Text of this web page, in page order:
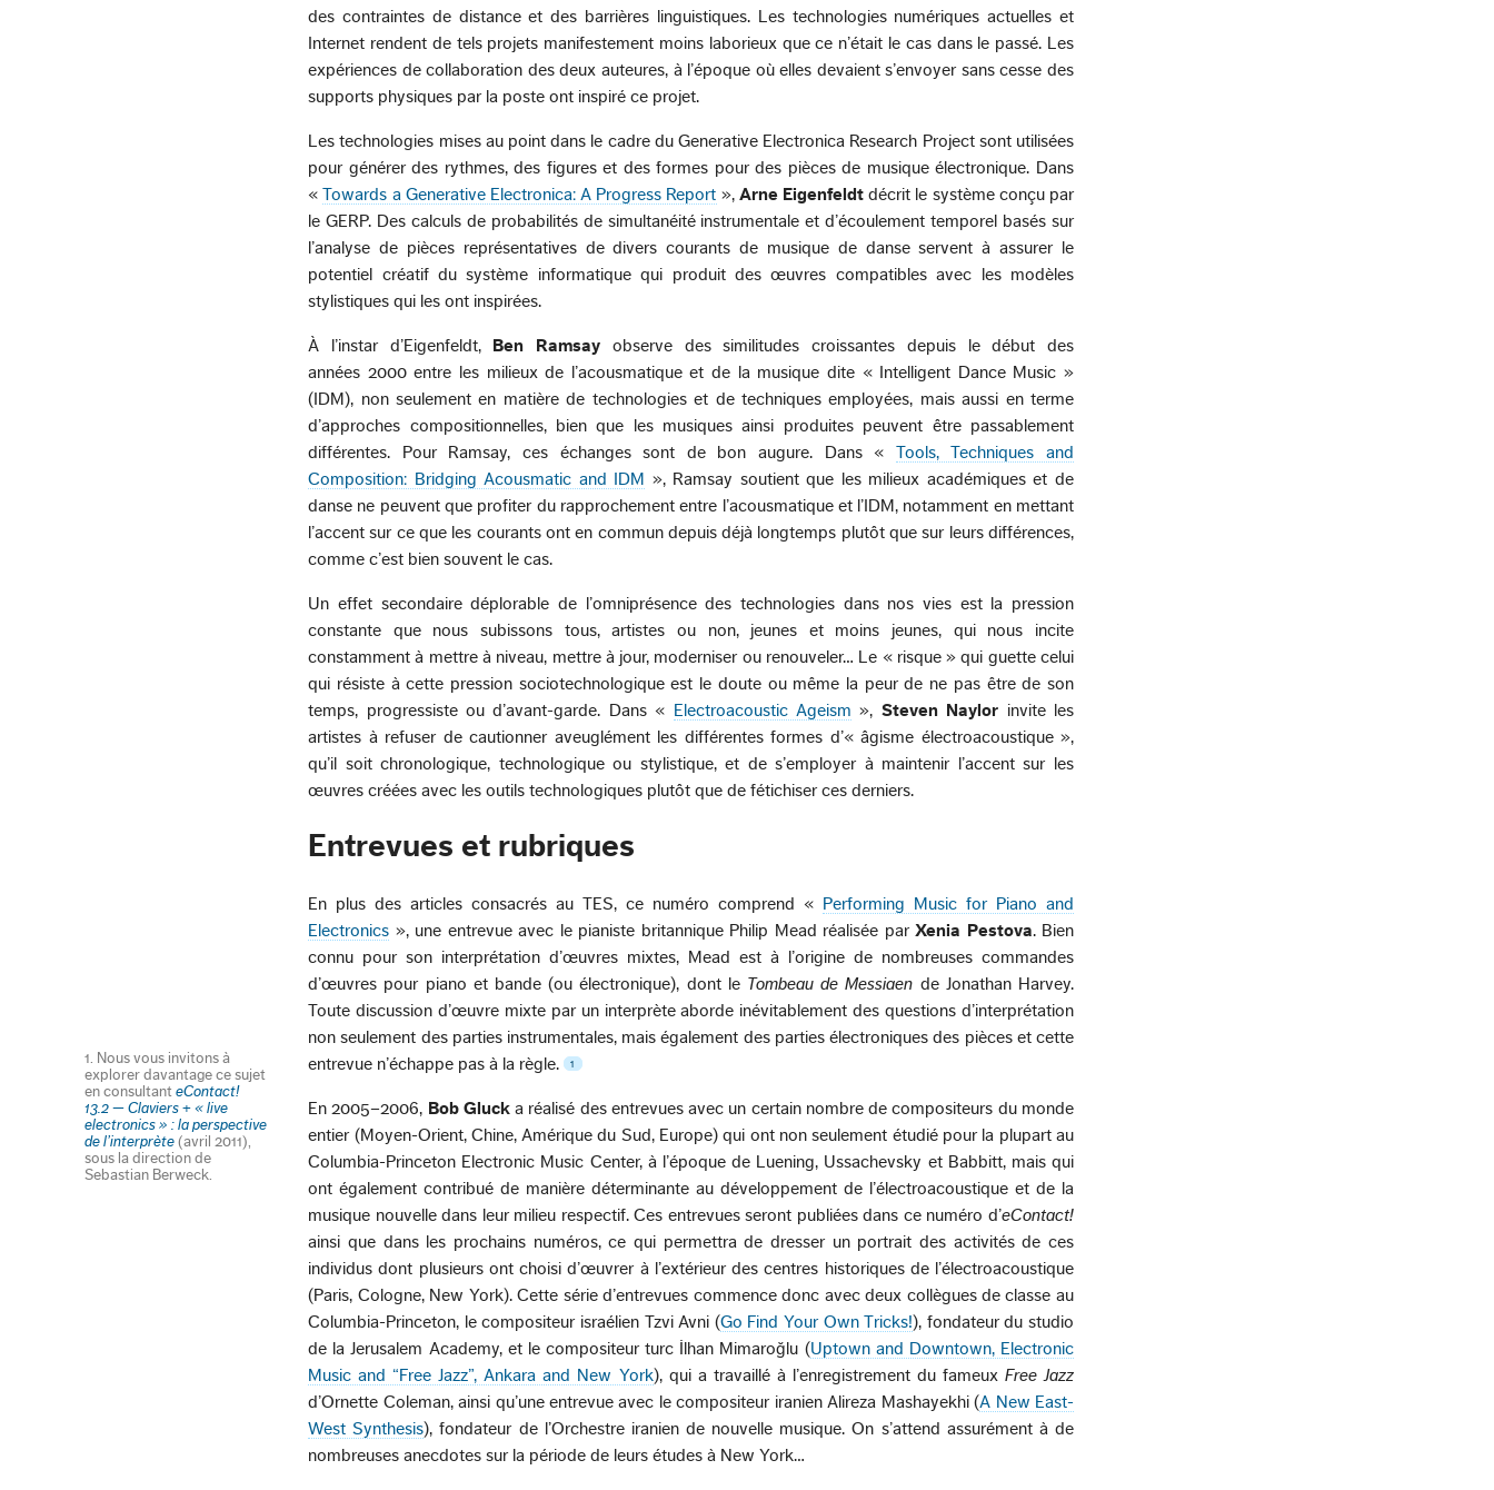
des contraintes de distance et des barrières linguistiques. Les technologies numériques actuelles et
Internet rendent de tels projets manifestement moins laborieux que ce n’était le cas dans le passé. Les
expériences de collaboration des deux auteures, à l’époque où elles devaient s’envoyer sans cesse des
supports physiques par la poste ont inspiré ce projet.
Les technologies mises au point dans le cadre du Generative Electronica Research Project sont utilisées
pour générer des rythmes, des figures et des formes pour des pièces de musique électronique. Dans
«Towards a Generative Electronica: A Progress Report », Arne Eigenfeldt décrit le système conçu par
le GERP. Des calculs de probabilités de simultanéité instrumentale et d’écoulement temporel basés sur
l’analyse de pièces représentatives de divers courants de musique de danse servent à assurer le
potentiel créatif du système informatique qui produit des œuvres compatibles avec les modèles
stylistiques qui les ont inspirées.
À l’instar d’Eigenfeldt, Ben Ramsay observe des similitudes croissantes depuis le début des
années 2000 entre les milieux de l’acousmatique et de la musique dite « Intelligent Dance Music »
(IDM), non seulement en matière de technologies et de techniques employées, mais aussi en terme
d’approches compositionnelles, bien que les musiques ainsi produites peuvent être passablement
différentes. Pour Ramsay, ces échanges sont de bon augure. Dans « Tools, Techniques and
Composition: Bridging Acousmatic and IDM », Ramsay soutient que les milieux académiques et de
danse ne peuvent que profiter du rapprochement entre l’acousmatique et l’IDM, notamment en mettant
l’accent sur ce que les courants ont en commun depuis déjà longtemps plutôt que sur leurs différences,
comme c’est bien souvent le cas.
Un effet secondaire déplorable de l’omniprésence des technologies dans nos vies est la pression
constante que nous subissons tous, artistes ou non, jeunes et moins jeunes, qui nous incite
constamment à mettre à niveau, mettre à jour, moderniser ou renouveler… Le « risque » qui guette celui
qui résiste à cette pression sociotechnologique est le doute ou même la peur de ne pas être de son
temps, progressiste ou d’avant-garde. Dans « Electroacoustic Ageism », Steven Naylor invite les
artistes à refuser de cautionner aveuglément les différentes formes d’« âgisme électroacoustique »,
qu’il soit chronologique, technologique ou stylistique, et de s’employer à maintenir l’accent sur les
œuvres créées avec les outils technologiques plutôt que de fétichiser ces derniers.
Entrevues et rubriques
En plus des articles consacrés au TES, ce numéro comprend «
Performing Music for Piano and
Electronics », une entrevue avec le pianiste britannique Philip Mead réalisée parXenia Pestova. Bien
connu pour son interprétation d’œuvres mixtes, Mead est à l’origine de nombreuses commandes
d’œuvres pour piano et bande (ou électronique), dont le Tombeau de Messiaen de Jonathan Harvey.
Toute discussion d’œuvre mixte par un interprète aborde inévitablement des questions d’interprétation
non seulement des parties instrumentales, mais également des parties électroniques des pièces et cette
entrevue n’échappe pas à la règle.
1
1. Nous vous invitons à
explorer davantage ce sujet
en consultanteContact!
13.2 — Claviers + « live
electronics » : la perspective
de l’interprète (avril 2011),
sous la direction de
Sebastian Berweck.
En 2005–2006, Bob Glucka réalisé des entrevues avec un certain nombre de compositeurs du monde
entier (Moyen-Orient, Chine, Amérique du Sud, Europe) qui ont non seulement étudié pour la plupart au
Columbia-Princeton Electronic Music Center, à l’époque de Luening, Ussachevsky et Babbitt, mais qui
ont également contribué de manière déterminante au développement de l’électroacoustique et de la
musique nouvelle dans leur milieu respectif. Ces entrevues seront publiées dans ce numéro d’eContact!
ainsi que dans les prochains numéros, ce qui permettra de dresser un portrait des activités de ces
individus dont plusieurs ont choisi d’œuvrer à l’extérieur des centres historiques de l’électroacoustique
(Paris, Cologne, New York). Cette série d’entrevues commence donc avec deux collègues de classe au
Columbia-Princeton, le compositeur israélien Tzvi Avni (Go Find Your Own Tricks!), fondateur du studio
de la Jerusalem Academy, et le compositeur turc İlhan Mimaroğlu (Uptown and Downtown, Electronic
Music and “Free Jazz”, Ankara and New York), qui a travaillé à l’enregistrement du fameux Free Jazz
d’Ornette Coleman, ainsi qu’une entrevue avec le compositeur iranien Alireza Mashayekhi (A New East-
West Synthesis), fondateur de l’Orchestre iranien de nouvelle musique. On s’attend assurément à de
nombreuses anecdotes sur la période de leurs études à New York…